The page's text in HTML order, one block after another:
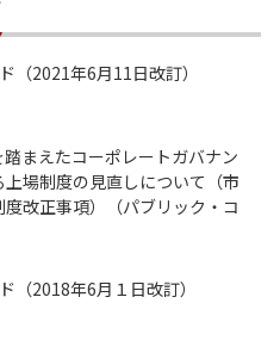
（2021年6月11日改訂）
まえたコーポレートガバナン
場制度の見直しについて（市
改正事項）（パブリック・コ
（2018年6月１日改訂）